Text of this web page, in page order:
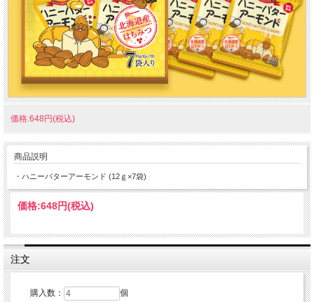
価格:648円(税込)
商品説明
・ハニーバターアーモンド (12ｇ×7袋)
価格:648円(税込)
注文
購入数： 個